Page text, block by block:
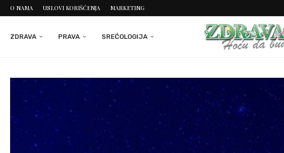
O NAMA USLOVI KORIŠĆENJA MARKETING
ZDRAVA PRAVA SREĆOLOGIJA